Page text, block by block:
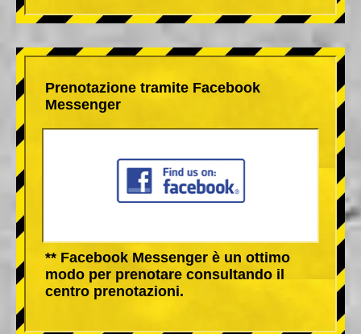
Prenotazione tramite Facebook
Messenger
** Facebook Messenger è un ottimo
modo per prenotare consultando il
centro prenotazioni.